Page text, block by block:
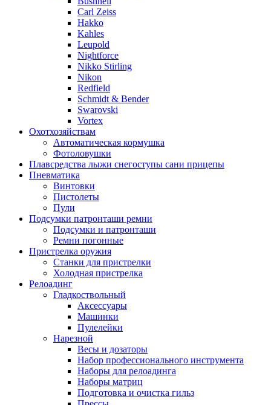
Carl Zeiss
Hakko
Kahles
Leupold
Nightforce
Nikko Stirling
Nikon
Redfield
Schmidt & Bender
Swarovski
Vortex
Охотхозяйствам
Автоматическая кормушка
Фотоловушки
Плавсредства лыжи снегоступы сани прицепы
Пневматика
Винтовки
Пистолеты
Пули
Подсумки патронташи ремни
Подсумки и патронташи
Ремни погонные
Пристрелка оружия
Станки для пристрелки
Холодная пристрелка
Релоадинг
Гладкоствольный
Аксессуары
Машинки
Пулелейки
Нарезной
Весы и дозаторы
Набор профессионального инструмента
Наборы для релоадинга
Наборы матриц
Подготовка и очистка гильз